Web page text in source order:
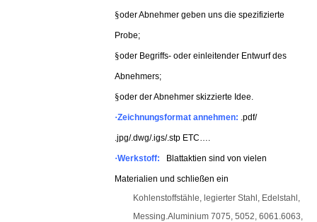
§oder Abnehmer geben uns die spezifizierte
Probe;
§oder Begriffs- oder einleitender Entwurf des
Abnehmers;
§oder der Abnehmer skizzierte Idee.
·Zeichnungsformat annehmen: .pdf/
.jpg/.dwg/.igs/.stp ETC….
·Werkstoff: Blattaktien sind von vielen
Materialien und schließen ein
Kohlenstoffstähle, legierter Stahl, Edelstahl,
Messing.Aluminium 7075, 5052, 6061.6063,